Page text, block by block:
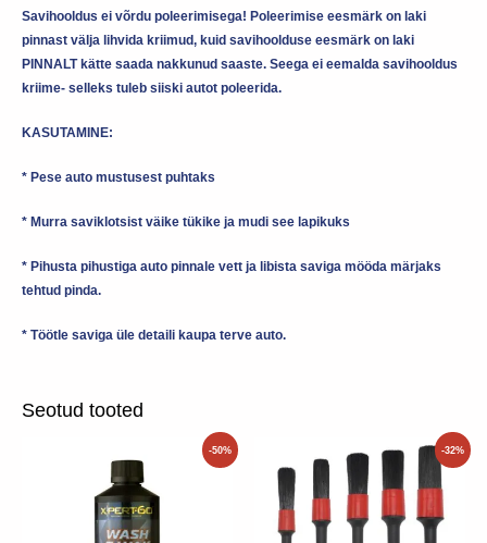
Savihooldus ei võrdu poleerimisega! Poleerimise eesmärk on laki
pinnast välja lihvida kriimud, kuid savihoolduse eesmärk on laki
PINNALT kätte saada nakkunud saaste. Seega ei eemalda savihooldus
kriime- selleks tuleb siiski autot poleerida.
KASUTAMINE:
* Pese auto mustusest puhtaks
* Murra saviklotsist väike tükike ja mudi see lapikuks
* Pihusta pihustiga auto pinnale vett ja libista saviga mööda märjaks
tehtud pinda.
* Töötle saviga üle detaili kaupa terve auto.
Seotud tooted
-50%
hind
oli:
15.50€.
Praegune
hind
-32%
Algne
hind
oli:
14.50€.
Praegune
hind
on:
9.90€.